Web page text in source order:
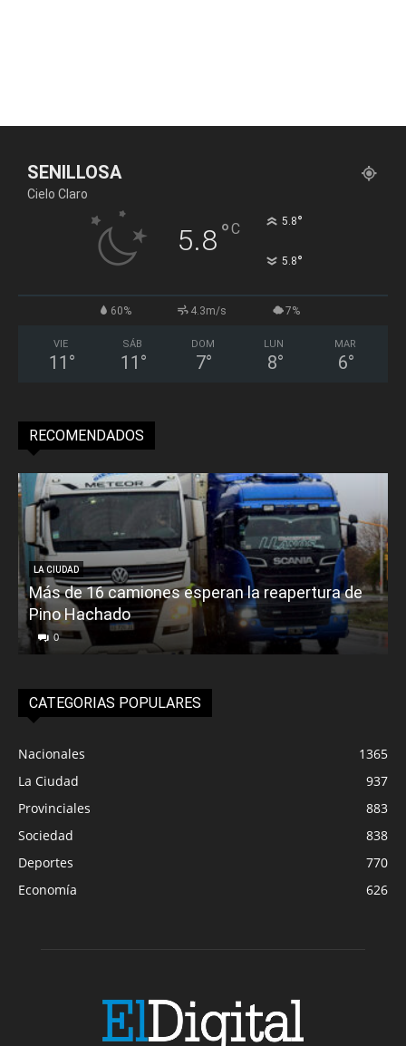
SENILLOSA
Cielo Claro
5.8°C 5.8°
5.8°
60% 4.3m/s 7%
VIE
11 °
SÁB
11 °
DOM
7°
LUN
8°
MAR
6°
RECOMENDADOS
LA CIUDAD
Más de 16 camiones esperan la reapertura de
Pino Hachado
0
CATEGORIAS POPULARES
Nacionales
1365
La Ciudad
937
Provinciales
883
Sociedad
838
Deportes
770
Economía
626